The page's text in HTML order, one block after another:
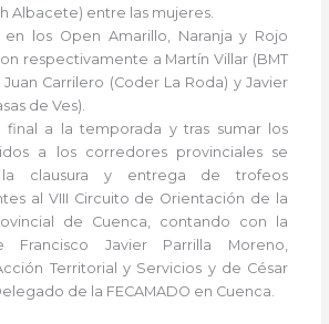
Albacete) entre las mujeres.
en los Open Amarillo, Naranja y Rojo
respectivamente a Martín Villar (BMT
Juan Carrilero (Coder La Roda) y Javier
de Ves).
final a la temporada y tras sumar los
a los corredores provinciales se
clausura y entrega de trofeos
al VIII Circuito de Orientación de la
de Cuenca, contando con la
Francisco Javier Parrilla Moreno,
Territorial y Servicios y de César
de la FECAMADO en Cuenca.